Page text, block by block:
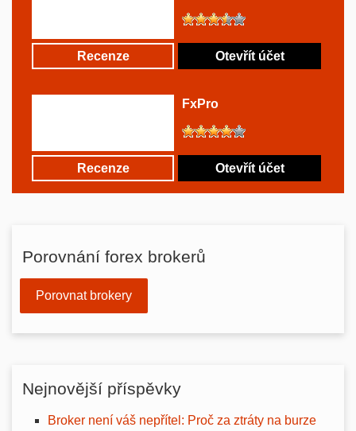
Recenze Otevřít účet
FxPro
Recenze Otevřít účet
Porovnání forex brokerů
Porovnat brokery
Nejnovější příspěvky
Broker není váš nepřítel: Proč za ztráty na burze